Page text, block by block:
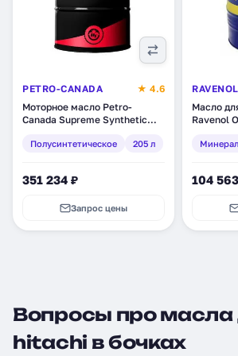
PETRO-CANADA
★ 4.6
Моторное масло Petro-
Canada Supreme Synthetic
полусинтетическое, 205 л
Полусинтетическое 205 л
351 234 ₽
Запрос цены
RAVENOL
Масло
Ravenol
104
Вопросы про масла
hitachi в бочках